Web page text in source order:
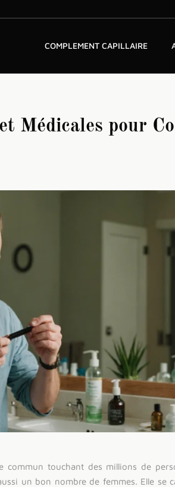
COMPLEMENT CAPILLAIRE
Médicales pour
commun touchant des millions de
un bon nombre de femmes. Elle se